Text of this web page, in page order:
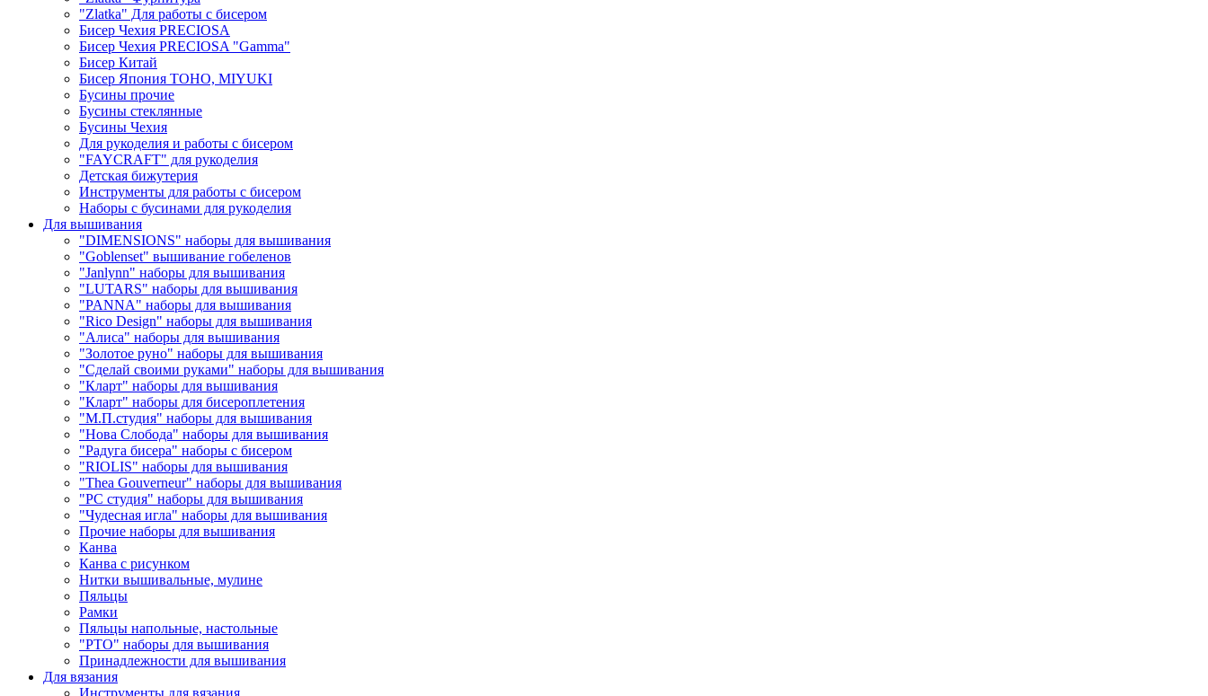
"Zlatka" Для работы с бисером
Бисер Чехия PRECIOSA
Бисер Чехия PRECIOSA "Gamma"
Бисер Китай
Бисер Япония TOHO, MIYUKI
Бусины прочие
Бусины стеклянные
Бусины Чехия
Для рукоделия и работы с бисером
"FAYCRAFT" для рукоделия
Детская бижутерия
Инструменты для работы с бисером
Наборы с бусинами для рукоделия
Для вышивания
"DIMENSIONS" наборы для вышивания
"Goblenset" вышивание гобеленов
"Janlynn" наборы для вышивания
"LUTARS" наборы для вышивания
"PANNA" наборы для вышивания
"Rico Design" наборы для вышивания
"Алиса" наборы для вышивания
"Золотое руно" наборы для вышивания
"Сделай своими руками" наборы для вышивания
"Кларт" наборы для вышивания
"Кларт" наборы для бисероплетения
"М.П.студия" наборы для вышивания
"Нова Слобода" наборы для вышивания
"Радуга бисера" наборы с бисером
"RIOLIS" наборы для вышивания
"Thea Gouverneur" наборы для вышивания
"РС студия" наборы для вышивания
"Чудесная игла" наборы для вышивания
Прочие наборы для вышивания
Канва
Канва с рисунком
Нитки вышивальные, мулине
Пяльцы
Рамки
Пяльцы напольные, настольные
"РТО" наборы для вышивания
Принадлежности для вышивания
Для вязания
Инструменты для вязания